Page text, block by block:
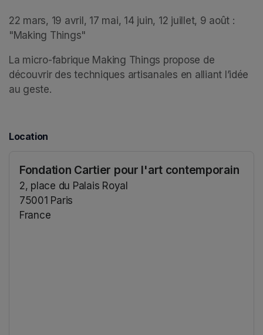
22 mars, 19 avril, 17 mai, 14 juin, 12 juillet, 9 août :
"Making Things"
La micro-fabrique Making Things propose de
découvrir des techniques artisanales en alliant l’idée
au geste.
Location
Fondation Cartier pour l'art contemporain
2, place du Palais Royal
75001 Paris
France